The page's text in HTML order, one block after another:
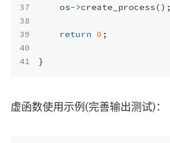
os->create_process();
return 0 ;
}
虚函数使用示例(完善输出测试)：